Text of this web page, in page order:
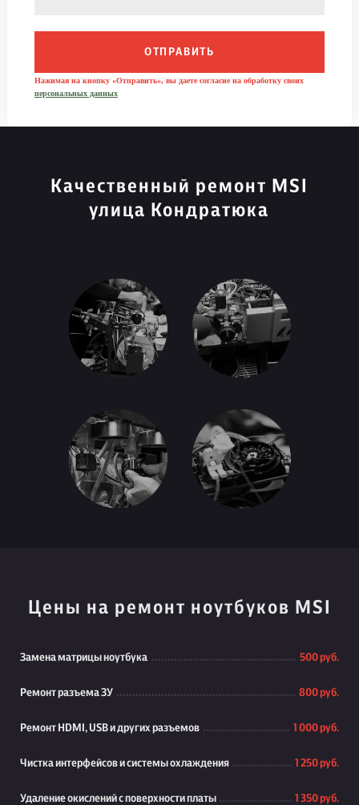
ОТПРАВИТЬ
Нажимая на кнопку «Отправить», вы даете согласие на обработку своих
персональных данных
Качественный ремонт MSI
улица Кондратюка
Цены на ремонт ноутбуков MSI
Замена матрицы ноутбука 500 руб.
Ремонт разъема ЗУ 800 руб.
Ремонт HDMI, USB и других разъемов 1 000 руб.
Чистка интерфейсов и системы охлаждения 1 250 руб.
Удаление окислений с поверхности платы 1 350 руб.